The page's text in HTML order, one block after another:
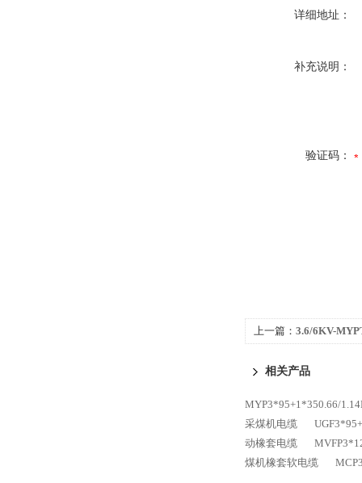
详细地址：
补充说明：
验证码：
上一篇： 3.6/6KV-
相关产品
MYP3*95+1*350.66/
采煤机电缆
动橡套电缆
煤机橡套软电缆